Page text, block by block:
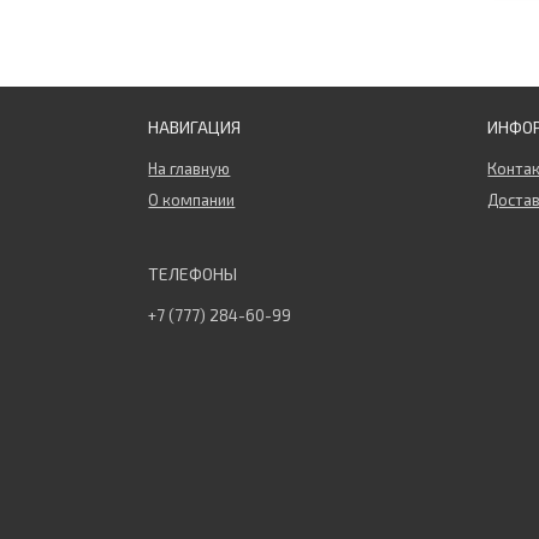
НАВИГАЦИЯ
На главную
О компании
+7 (777) 284-60-99